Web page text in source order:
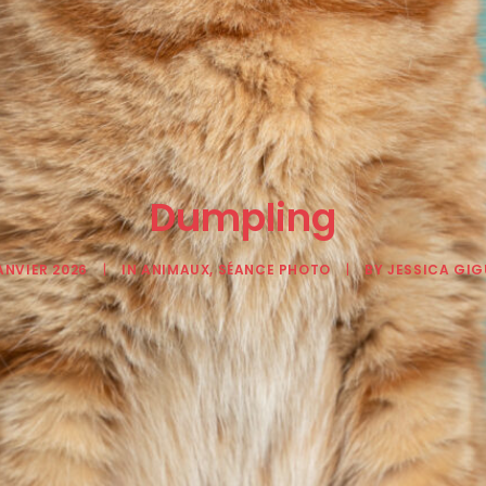
Dumpling
2026 | INANIMAUX,SÉANCE PHOTO | BYJESSICA